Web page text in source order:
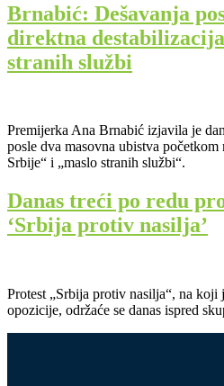
Brnabić: Dešavanja
direktna
stranih službi
Premijerka Ana Brnabić izjavila je
posle dva masovna ubistva
Srbije“ i „maslo stranih službi“.
Danas treći po redu
‘Srbija protiv nasilja’
Protest „Srbija protiv nasilja“, na koji
opozicije, održaće se danas ispred